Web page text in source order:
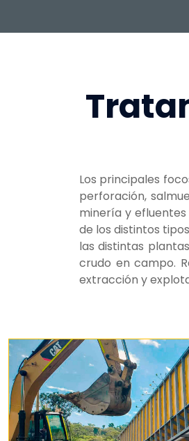
Los principales
perforación,
minería y
de los distintos
las distintas
crudo en campo.
extracción y